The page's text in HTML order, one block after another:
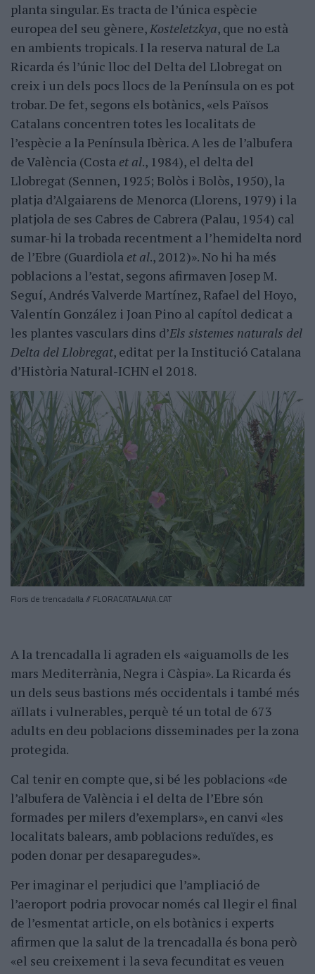
planta singular. Es tracta de l’única espècie
europea del seu gènere,Kosteletzkya, que no està
en ambients tropicals. I la reserva natural de La
Ricarda és l’únic lloc del Delta del Llobregat on
creix i un dels pocs llocs de la Península on es pot
trobar. De fet, segons els botànics, «els Països
Catalans concentren totes les localitats de
l’espècie a la Península Ibèrica. A les de l’albufera
de València (Costa et al., 1984), el delta del
Llobregat (Sennen, 1925; Bolòs i Bolòs, 1950), la
platja d’Algaiarens de Menorca (Llorens, 1979) i la
platjola de ses Cabres de Cabrera (Palau, 1954) cal
sumar-hi la trobada recentment a l’hemidelta nord
de l’Ebre (Guardiola et al., 2012)». No hi ha més
poblacions a l’estat, segons afirmaven Josep M.
Seguí, Andrés Valverde Martínez, Rafael del Hoyo,
Valentín González i Joan Pino al capítol dedicat a
les plantes vasculars dins d’Els sistemes naturals del
Delta del Llobregat, editat per la Institució Catalana
d’Història Natural-ICHN el 2018.
Flors de trencadalla // FLORACATALANA.CAT
A la trencadalla li agraden els «aiguamolls de les
mars Mediterrània, Negra i Càspia». La Ricarda és
un dels seus bastions més occidentals i també més
aïllats i vulnerables, perquè té un total de 673
adults en deu poblacions disseminades per la zona
protegida.
Cal tenir en compte que, si bé les poblacions «de
l’albufera de València i el delta de l’Ebre són
formades per milers d’exemplars», en canvi «les
localitats balears, amb poblacions reduïdes, es
poden donar per desaparegudes».
Per imaginar el perjudici que l’ampliació de
l’aeroport podria provocar només cal llegir el final
de l’esmentat article, on els botànics i experts
afirmen que la salut de la trencadalla és bona però
«el seu creixement i la seva fecunditat es veuen